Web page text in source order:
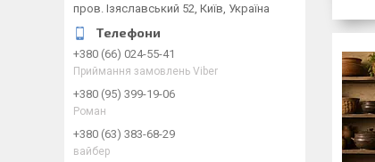
пров. Ізяславський 52, Київ, Україна
+380 (66) 024-55-41
Приймання замовлень Viber
+380 (95) 399-19-06
Роман
+380 (63) 383-68-29
вайбер